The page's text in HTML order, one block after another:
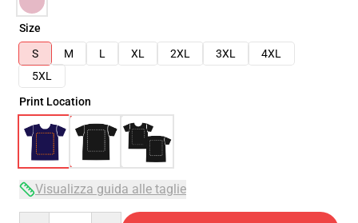
Size
S
M L XL 2XL 3XL
4XL
5XL
Print Location
Visualizza guida alle taglie